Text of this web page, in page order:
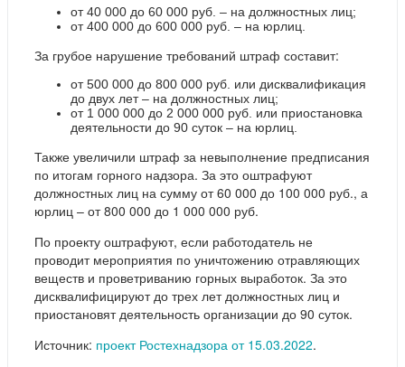
от 40 000 до 60 000 руб. – на должностных лиц;
от 400 000 до 600 000 руб. – на юрлиц.
За грубое нарушение требований штраф составит:
от 500 000 до 800 000 руб. или дисквалификация
до двух лет – на должностных лиц;
от 1 000 000 до 2 000 000 руб. или приостановка
деятельности до 90 суток – на юрлиц.
Также увеличили штраф за невыполнение предписания
по итогам горного надзора. За это оштрафуют
должностных лиц на сумму от 60 000 до 100 000 руб., а
юрлиц – от 800 000 до 1 000 000 руб.
По проекту оштрафуют, если работодатель не
проводит мероприятия по уничтожению отравляющих
веществ и проветриванию горных выработок. За это
дисквалифицируют до трех лет должностных лиц и
приостановят деятельность организации до 90 суток.
Источник: проект Ростехнадзора от 15.03.2022.